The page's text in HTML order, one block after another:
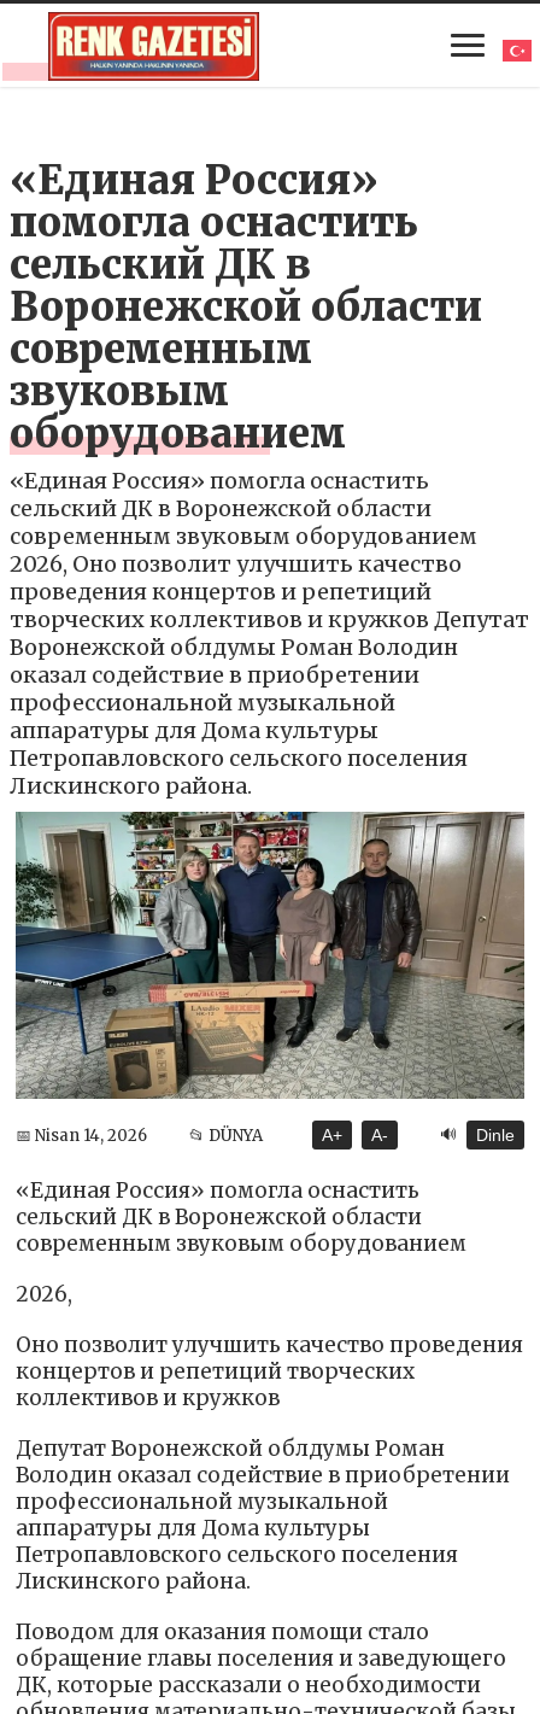
«Единая Россия»
помогла оснастить
сельский ДК в
Воронежской области
современным
звуковым
оборудованием
«Единая Россия» помогла оснастить
сельский ДК в Воронежской области
современным звуковым оборудованием
2026, Оно позволит улучшить качество
проведения концертов и репетиций
творческих коллективов и кружков Депутат
Воронежской облдумы Роман Володин
оказал содействие в приобретении
профессиональной музыкальной
аппаратуры для Дома культуры
Петропавловского сельского поселения
Лискинского района.
📅 Nisan 14, 2026 📂 DÜNYA A+ A- 🔊 Dinle
«Единая Россия» помогла оснастить
сельский ДК в Воронежской области
современным звуковым оборудованием
2026,
Оно позволит улучшить качество проведения
концертов и репетиций творческих
коллективов и кружков
Депутат Воронежской облдумы Роман
Володин оказал содействие в приобретении
профессиональной музыкальной
аппаратуры для Дома культуры
Петропавловского сельского поселения
Лискинского района.
Поводом для оказания помощи стало
обращение главы поселения и заведующего
ДК, которые рассказали о необходимости